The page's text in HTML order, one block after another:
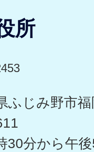
所
ふじみ野市
30分から午